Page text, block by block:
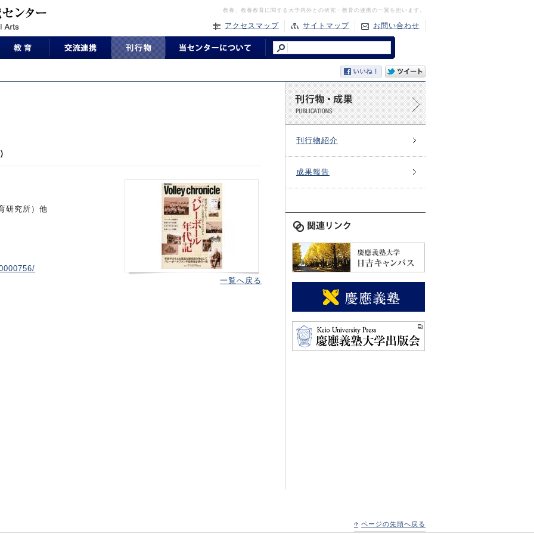
教養、教養教育に関する大学内外との研究・教育の連携の一翼を担います。
アクセスマップ サイトマップ お問い合わせ
研究所）他
一覧へ戻る
刊行物紹介
成果報告
ページの先頭へ戻る